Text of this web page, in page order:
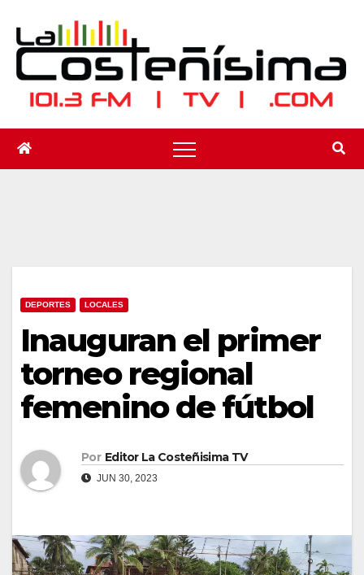
contenido
DEPORTES LOCALES
Inauguran el primer
torneo regional
femenino de fútbol
Por Editor La Costeñisima TV
JUN 30, 2023